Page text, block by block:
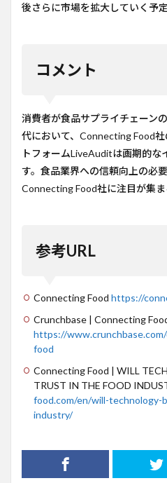
後さらに市場を拡大していく予定
コメント
消費者が食品サプライチェーン
代において、Connecting Food
トフォームLiveAuditは画期的な
す。食品業界への信頼向上の必
Connecting Food社に注目が集ま
参考URL
Connecting Food https://
Crunchbase | Connecting
https://
food
Connecting Food | WILL
TRUST IN THE FOOD
food.com/en/will-
industry/